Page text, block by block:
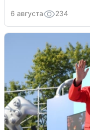
6 августа 234